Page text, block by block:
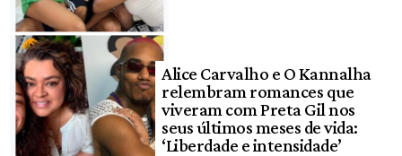
Alice Carvalho e O Kannalha
relembram romances que
viveram com Preta Gil nos
seus últimos meses de vida:
‘Liberdade e intensidade’